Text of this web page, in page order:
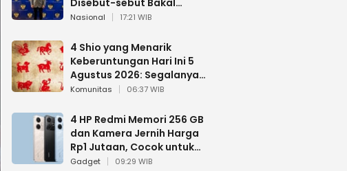
Disebut-sebut Bakal
Dilantik Jadi Wamenhan RI
Nasional 17:21 WIB
4 Shio yang Menarik
Keberuntungan Hari Ini 5
Agustus 2026: Segalanya
Berjalan Lancar
Komunitas 06:37 WIB
4 HP Redmi Memori 256 GB
dan Kamera Jernih Harga
Rp1 Jutaan, Cocok untuk
Multitasking
Gadget 09:29 WIB